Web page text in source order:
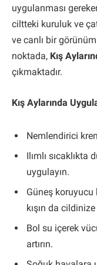
uygulanması
ciltteki kuruluk ve
ve canlı bir
noktada, Kış
çıkmaktadır.
Kış Aylarında
Nemlendirici
Ilımlı sıcaklıkta
uygulayın.
Güneş koruyucu
kışın da
Bol su içerek
artırın.